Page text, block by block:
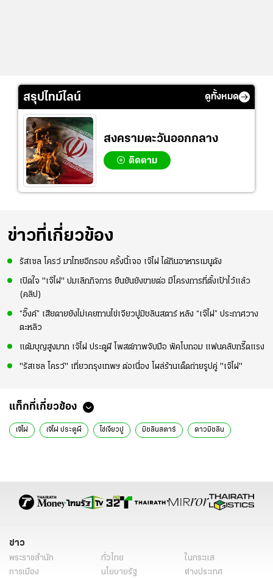
สรุปไทม์ไลน์ ดูทั้งหมด
สงครามตะวันออกกลาง
ติดตาม
ข่าวที่เกี่ยวข้อง
รัสเซล โครว์ มาไทยอีกรอบ ครั้งนี้เจอ เจ๊ไฝ ได้กินอาหารเมนูดัง
เปิดใจ "เจ๊ไฝ" ปมเลิกกิจการ ยืนยันยังขายต่อ มีโครงการที่ตั้งเป้าไว้แล้ว
(คลิป)
“อิ๊งค์” เสียดายยังไม่เคยทานไข่เจียวปูมิชลินสตาร์ หลัง “เจ๊ไฝ” ประกาศวาง
ตะหลิว
แต้มบุญสูงมาก เจ๊ไฝ ประตูผี โพสต์ภาพจับมือ พัคโบกอม แฟนคลับกรี๊ดแรง
"รัสเซล โครว์" เที่ยวกรุงเทพฯ ต่อเนื่อง โผล่ร้านเด็ดถ่ายรูปคู่ "เจ๊ไฝ"
แท็กที่เกี่ยวข้อง
เจ๊ไฝ เจ๊ไฝ ประตูผี ไข่เจียวปู มิชลินสตาร์ ดาวมิชลิน
ข่าว
พระราชสำนัก ทั่วไทย
ในกระแส
การเมือง
นโยบายรัฐ
ต่างประเทศ